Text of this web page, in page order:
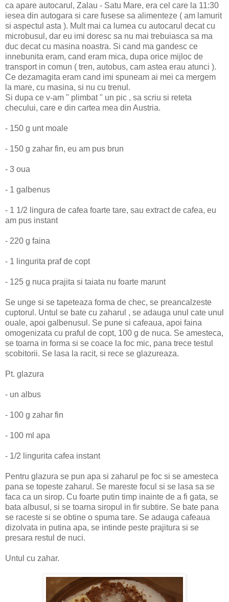
ca apare autocarul, Zalau - Satu Mare, era cel care la 11:30
iesea din autogara si care fusese sa alimenteze ( am lamurit
si aspectul asta ). Mult mai ca lumea cu autocarul decat cu
microbusul, dar eu imi doresc sa nu mai trebuiasca sa ma
duc decat cu masina noastra. Si cand ma gandesc ce
innebunita eram, cand eram mica, dupa orice mijloc de
transport in comun ( tren, autobus, cam astea erau atunci ).
Ce dezamagita eram cand imi spuneam ai mei ca mergem
la mare, cu masina, si nu cu trenul.
Si dupa ce v-am " plimbat " un pic , sa scriu si reteta
checului, care e din cartea mea din Austria.
- 150 g unt moale
- 150 g zahar fin, eu am pus brun
- 3 oua
- 1 galbenus
- 1 1/2 lingura de cafea foarte tare, sau extract de cafea, eu
am pus instant
- 220 g faina
- 1 lingurita praf de copt
- 125 g nuca prajita si taiata nu foarte marunt
Se unge si se tapeteaza forma de chec, se preancalzeste
cuptorul. Untul se bate cu zaharul , se adauga unul cate unul
ouale, apoi galbenusul. Se pune si cafeaua, apoi faina
omogenizata cu praful de copt, 100 g de nuca. Se amesteca,
se toarna in forma si se coace la foc mic, pana trece testul
scobitorii. Se lasa la racit, si rece se glazureaza.
Pt. glazura
- un albus
- 100 g zahar fin
- 100 ml apa
- 1/2 lingurita cafea instant
Pentru glazura se pun apa si zaharul pe foc si se amesteca
pana se topeste zaharul. Se mareste focul si se lasa sa se
faca ca un sirop. Cu foarte putin timp inainte de a fi gata, se
bata albusul, si se toarna siropul in fir subtire. Se bate pana
se raceste si se obtine o spuma tare. Se adauga cafeaua
dizolvata in putina apa, se intinde peste prajitura si se
presara restul de nuci.
Untul cu zahar.